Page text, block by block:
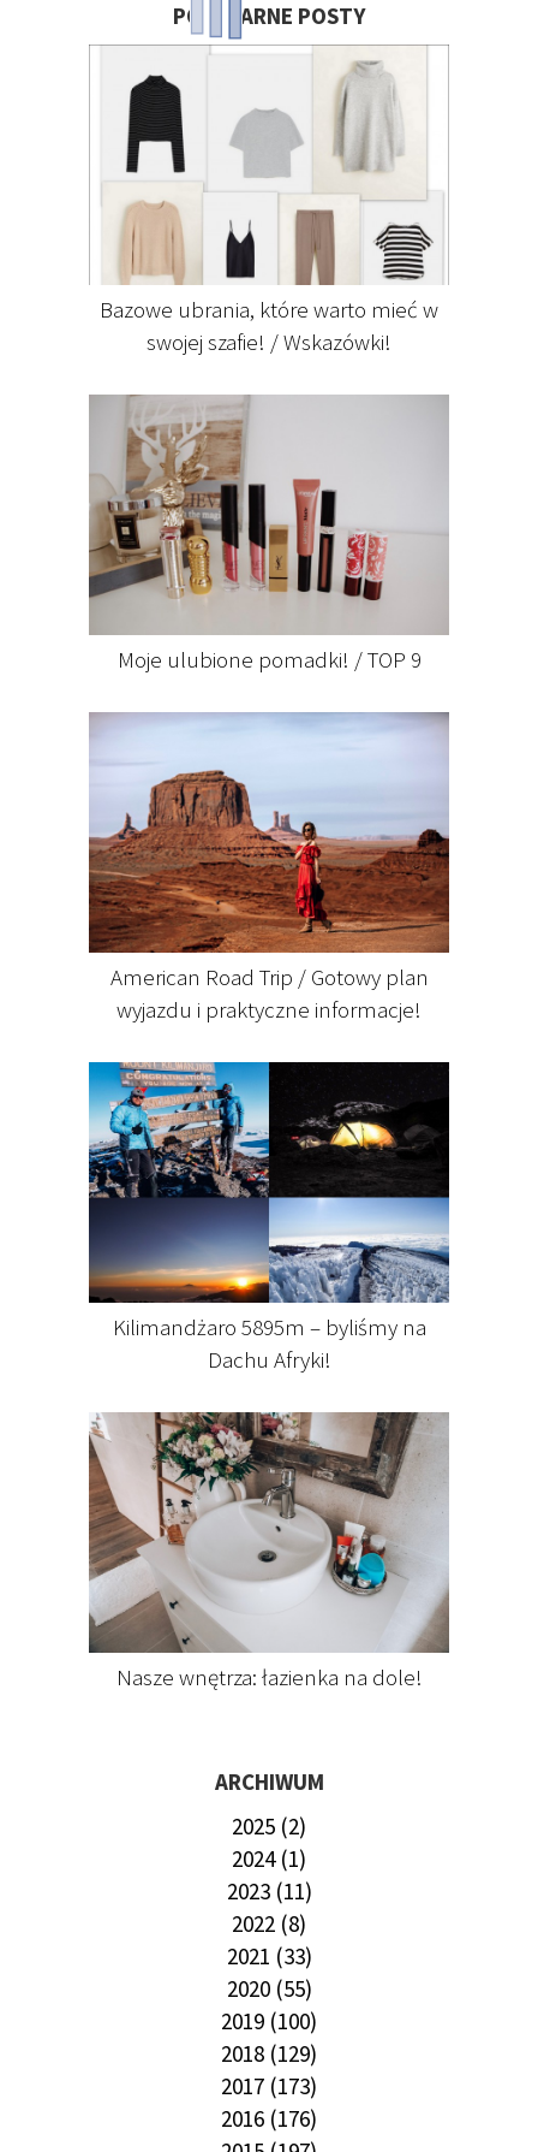
POPULARNE POSTY
Bazowe ubrania, które warto mieć w
swojej szafie! / Wskazówki!
Moje ulubione pomadki! / TOP 9
American Road Trip / Gotowy plan
wyjazdu i praktyczne informacje!
Kilimandżaro 5895m – byliśmy na
Dachu Afryki!
Nasze wnętrza: łazienka na dole!
ARCHIWUM
2025 (2)
2024 (1)
2023 (11)
2022 (8)
2021 (33)
2020 (55)
2019 (100)
2018 (129)
2017 (173)
2016 (176)